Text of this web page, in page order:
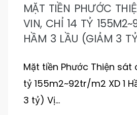
MẶT TIỀN PHƯỚC
VIN, CHỈ 14 TỶ
HẦM 3 LẦU (GIẢM 3
Mặt tiền Phước Thiện sát
tỷ 155m2~92tr/m2 XD 1
3 tỷ) Vị…